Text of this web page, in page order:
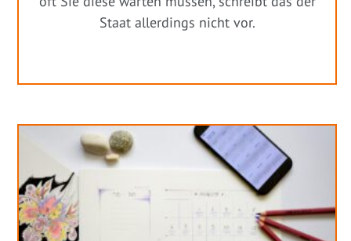
Staat allerdings nicht vor.